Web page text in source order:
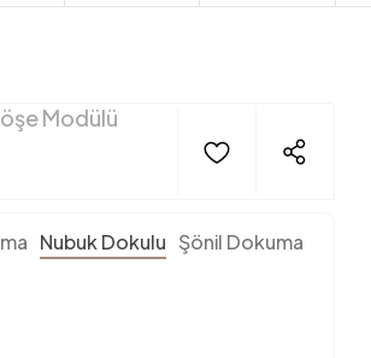
Modülü
Nubuk Dokulu Şönil Dokuma